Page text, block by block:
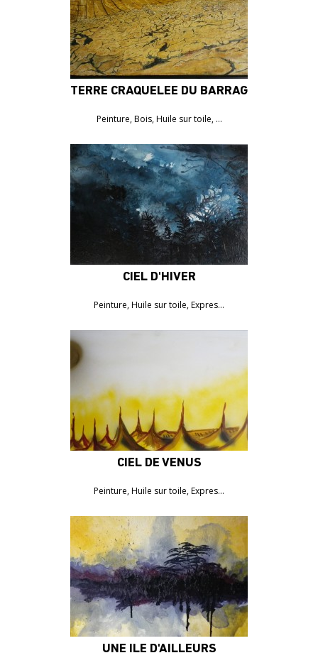
TERRE CRAQUELÉE DU BARRAGE DES
Peinture, Bois, Huile sur toile, …
CIEL D'HIVER
Peinture, Huile sur toile, Expres…
CIEL DE VÉNUS
Peinture, Huile sur toile, Expres…
UNE ÎLE D'AILLEURS